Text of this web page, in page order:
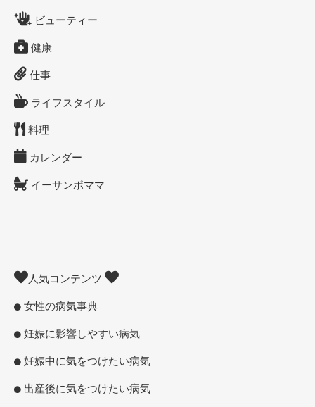
ビューティー
健康
仕事
ライフスタイル
料理
カレンダー
イーサンポママ
人気コンテンツ
女性の病気事典
妊娠に影響しやすい病気
妊娠中に気をつけたい病気
出産後に気をつけたい病気